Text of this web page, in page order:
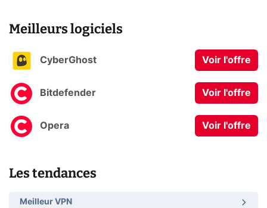
Meilleurs logiciels
CyberGhost Voir l'offre
Bitdefender Voir l'offre
Opera Voir l'offre
Les tendances
Meilleur VPN